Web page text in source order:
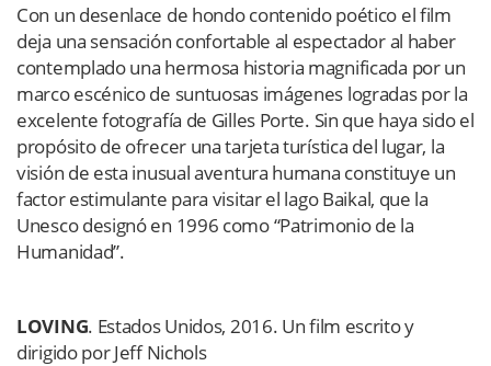
Con un desenlace de hondo contenido poético el film
deja una sensación confortable al espectador al haber
contemplado una hermosa historia magnificada por un
marco escénico de suntuosas imágenes logradas por la
excelente fotografía de Gilles Porte. Sin que haya sido el
propósito de ofrecer una tarjeta turística del lugar, la
visión de esta inusual aventura humana constituye un
factor estimulante para visitar el lago Baikal, que la
Unesco designó en 1996 como “Patrimonio de la
Humanidad”.
LOVING. Estados Unidos, 2016. Un film escrito y
dirigido por Jeff Nichols